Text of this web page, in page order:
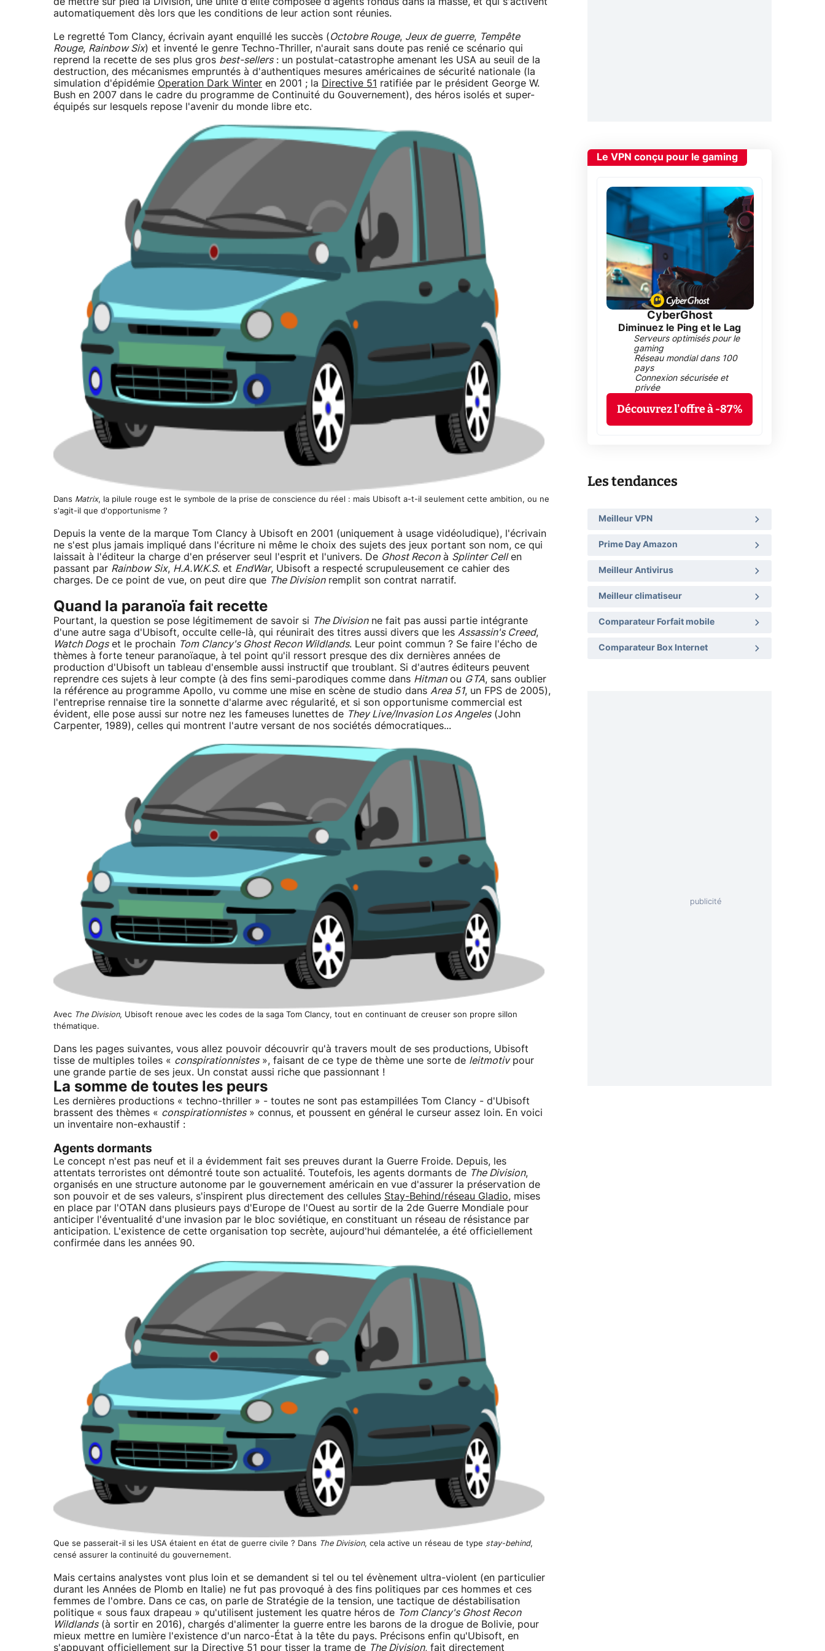
automatiquement dès lors que les conditions de leur action sont réunies.
Le regretté Tom Clancy, écrivain ayant enquillé les succès (Octobre Rouge, Jeux de guerre, Tempête
Rouge, Rainbow Six) et inventé le genre Techno-Thriller, n'aurait sans doute pas renié ce scénario qui
reprend la recette de ses plus gros best-sellers: un postulat-catastrophe amenant les USA au seuil de la
destruction, des mécanismes empruntés à d'authentiques mesures américaines de sécurité nationale (la
simulation d'épidémie Operation Dark Winter en 2001 ; la Directive 51 ratifiée par le président George W.
Bush en 2007 dans le cadre du programme de Continuité du Gouvernement), des héros isolés et super-
équipés sur lesquels repose l'avenir du monde libre etc.
Dans Matrix, la pilule rouge est le symbole de la prise de conscience du réel : mais Ubisoft a-t-il seulement cette ambition, ou ne
s'agit-il que d'opportunisme ?
Depuis la vente de la marque Tom Clancy à Ubisoft en 2001 (uniquement à usage vidéoludique), l'écrivain
ne s'est plus jamais impliqué dans l'écriture ni même le choix des sujets des jeux portant son nom, ce qui
laissait à l'éditeur la charge d'en préserver seul l'esprit et l'univers. De Ghost Reconà Splinter Cellen
passant par Rainbow Six, H.A.W.K.S. et EndWar, Ubisoft a respecté scrupuleusement ce cahier des
charges. De ce point de vue, on peut dire que The Divisionremplit son contrat narratif.
Quand la paranoïa fait recette
Pourtant, la question se pose légitimement de savoir si The Divisionne fait pas aussi partie intégrante
d'une autre saga d'Ubisoft, occulte celle-là, qui réunirait des titres aussi divers que les Assassin's Creed,
Watch Dogset le prochain Tom Clancy's Ghost Recon Wildlands. Leur point commun ? Se faire l'écho de
thèmes à forte teneur paranoïaque, à tel point qu'il ressort presque des dix dernières années de
production d'Ubisoft un tableau d'ensemble aussi instructif que troublant. Si d'autres éditeurs peuvent
reprendre ces sujets à leur compte (à des fins semi-parodiques comme dans Hitmanou GTA, sans oublier
la référence au programme Apollo, vu comme une mise en scène de studio dans Area 51, un FPS de 2005),
l'entreprise rennaise tire la sonnette d'alarme avec régularité, et si son opportunisme commercial est
évident, elle pose aussi sur notre nez les fameuses lunettes de They Live/Invasion Los Angeles(John
Carpenter, 1989), celles qui montrent l'autre versant de nos sociétés démocratiques...
Avec The Division, Ubisoft renoue avec les codes de la saga Tom Clancy, tout en continuant de creuser son propre sillon
thématique.
Dans les pages suivantes, vous allez pouvoir découvrir qu'à travers moult de ses productions, Ubisoft
tisse de multiples toiles « conspirationnistes», faisant de ce type de thème une sorte de leitmotivpour
une grande partie de ses jeux. Un constat aussi riche que passionnant !
La somme de toutes les peurs
Les dernières productions « techno-thriller » - toutes ne sont pas estampillées Tom Clancy - d'Ubisoft
brassent des thèmes « conspirationnistes» connus, et poussent en général le curseur assez loin. En voici
un inventaire non-exhaustif :
Agents dormants
Le concept n'est pas neuf et il a évidemment fait ses preuves durant la Guerre Froide. Depuis, les
attentats terroristes ont démontré toute son actualité. Toutefois, les agents dormants de The Division,
organisés en une structure autonome par le gouvernement américain en vue d'assurer la préservation de
son pouvoir et de ses valeurs, s'inspirent plus directement des cellules Stay-Behind/réseau Gladio, mises
en place par l'OTAN dans plusieurs pays d'Europe de l'Ouest au sortir de la 2de Guerre Mondiale pour
anticiper l'éventualité d'une invasion par le bloc soviétique, en constituant un réseau de résistance par
anticipation. L'existence de cette organisation top secrète, aujourd'hui démantelée, a été officiellement
confirmée dans les années 90.
Que se passerait-il si les USA étaient en état de guerre civile ? Dans The Division, cela active un réseau de type stay-behind,
censé assurer la continuité du gouvernement.
Mais certains analystes vont plus loin et se demandent si tel ou tel évènement ultra-violent (en particulier
durant les Années de Plomb en Italie) ne fut pas provoqué à des fins politiques par ces hommes et ces
femmes de l'ombre. Dans ce cas, on parle de Stratégie de la tension, une tactique de déstabilisation
politique « sous faux drapeau » qu'utilisent justement les quatre héros de Tom Clancy's Ghost Recon
Wildlands(à sortir en 2016), chargés d'alimenter la guerre entre les barons de la drogue de Bolivie, pour
mieux mettre en lumière l'existence d'un narco-État à la tête du pays. Précisons enfin qu'Ubisoft, en
s'appuyant officiellement sur la Directive 51 pour tisser la trame de The Division, fait directement
Le VPN conçu pour le gaming
CyberGhost
Diminuez le Ping et le Lag
Serveurs optimisés pour le
gaming
Réseau mondial dans 100
pays
Connexion sécurisée et
privée
Découvrez l'offre à -87%
Les tendances
Meilleur VPN
Prime Day Amazon
Meilleur Antivirus
Meilleur climatiseur
Comparateur Forfait mobile
Comparateur Box Internet